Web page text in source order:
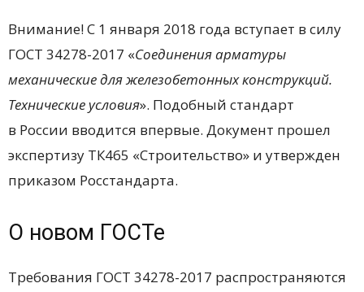
Внимание! C 1 января 2018 года вступает в силу
ГОСТ 34278-2017 «Соединения арматуры
механические для железобетонных конструкций.
Технические условия». Подобный стандарт
в России вводится впервые. Документ прошел
экспертизу ТК465 «Строительство» и утвержден
приказом Росстандарта.
О новом ГОСТе
Требования ГОСТ 34278-2017 распространяются